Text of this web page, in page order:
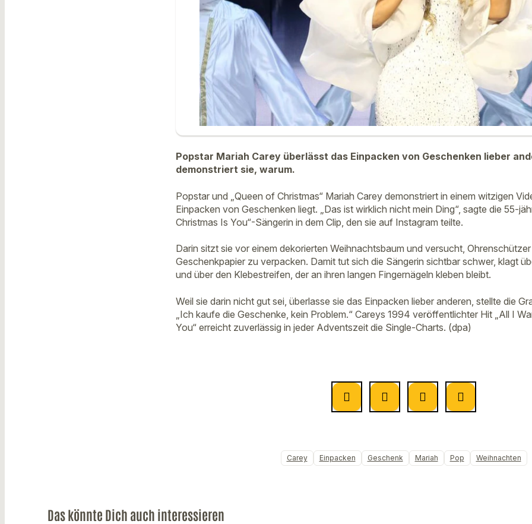
Popstar Mariah Carey überlässt das Einpacken von Geschenken lieber
demonstriert sie, warum.
Popstar und „Queen of Christmas“ Mariah Carey demonstriert in einem witzigen
Einpacken von Geschenken liegt. „Das ist wirklich nicht mein Ding“, sagte die 55-
Christmas Is You“-Sängerin in dem Clip, den sie auf Instagram teilte.
Darin sitzt sie vor einem dekorierten Weihnachtsbaum und versucht,
Geschenkpapier zu verpacken. Damit tut sich die Sängerin sichtbar schwer, klagt
und über den Klebestreifen, der an ihren langen Fingernägeln kleben bleibt.
Weil sie darin nicht gut sei, überlasse sie das Einpacken lieber anderen, stellte die
„Ich kaufe die Geschenke, kein Problem.“ Careys 1994 veröffentlichter Hit „All I
You“ erreicht zuverlässig in jeder Adventszeit die Single-Charts. (dpa)
Carey Einpacken Geschenk Mariah Pop Weihnachten
Das könnte Dich auch interessieren